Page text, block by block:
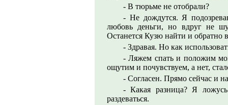
- В тюрьме не отобрали?
- Не дождутся. Я
любовь деньги, но вдруг не
Останется Кузю найти и обратно
- Здравая. Но как
- Ляжем спать и положим
ощутим и почувствуем, а нет,
- Согласен. Прямо сейчас и
- Какая разница? Я
раздеваться.